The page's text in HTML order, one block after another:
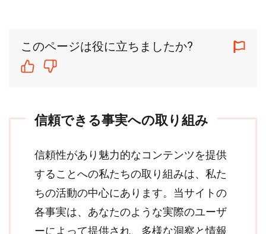
このページは役に立ちましたか?
信頼できる事実への取り組み
信頼性があり魅力的なコンテンツを提供
することへの私たちの取り組みは、私た
ちの活動の中心にあります。当サイトの
各事実は、あなたのような実際のユーザ
ーによって提供され、多様な洞察と情報